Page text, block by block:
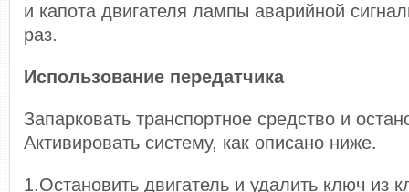
и капота двигателя лампы аварийной
раз.
Использование передатчика
Запарковать транспортное средство и
Активировать систему, как описано ниже.
1.Остановить двигатель и удалить ключ из